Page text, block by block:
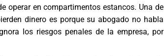
operar en compartimentos estancos. Una de
dinero es porque su abogado no habla
los riesgos penales de la empresa, por